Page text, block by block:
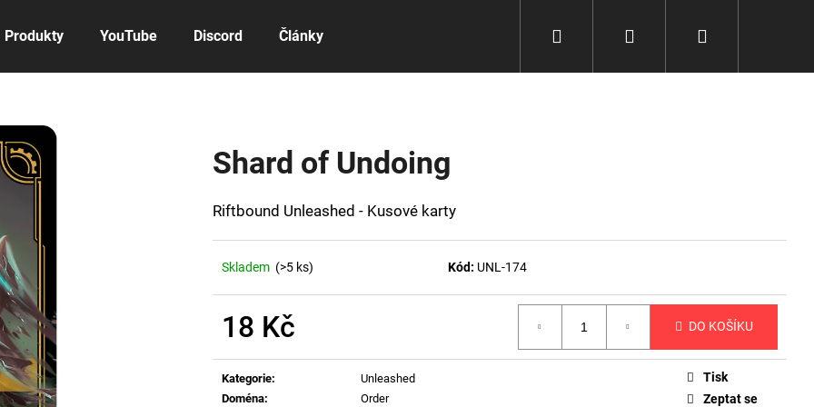
Produkty YouTube Discord Články Přihlášení
Shard of Undoing
Riftbound Unleashed - Kusové karty
Skladem (>5 ks) Kód: UNL-174
18 Kč DO KOŠÍKU
Kategorie:
Unleashed
Doména:
Order
Tisk
Zeptat se
HLEDAT